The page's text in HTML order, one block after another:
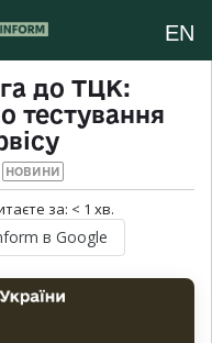
EN
до ТЦК:
тестування
НОВИНИ
за: < 1 хв.
в Google